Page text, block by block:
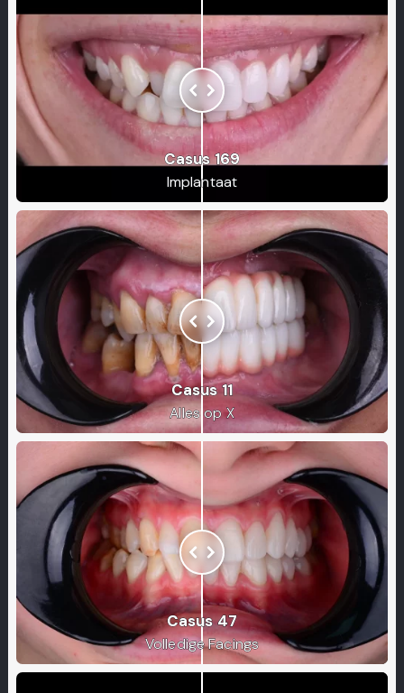
Casus 169
Implantaat
Casus 11
Alles op X
Casus 47
Volledige Facings